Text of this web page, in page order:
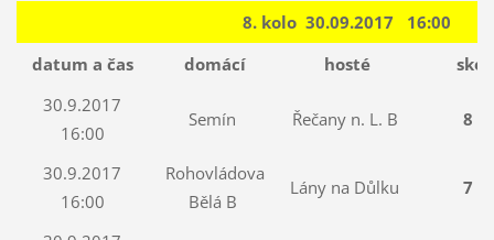
8. kolo 30.09.2017 16:00
datum a čas
domácí hosté
30.9.2017
16:00
Semín Řečany n. L. B 8 :
30.9.2017
16:00
Rohovládova
Bělá B
Lány na Důlku 7 :